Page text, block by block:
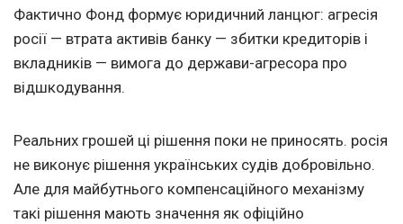
Фактично Фонд формує юридичний ланцюг: агресія
росії — втрата активів банку — збитки кредиторів і
вкладників — вимога до держави-агресора про
відшкодування.
Реальних грошей ці рішення поки не приносять. росія
не виконує рішення українських судів добровільно.
Але для майбутнього компенсаційного механізму
такі рішення мають значення як офіційно